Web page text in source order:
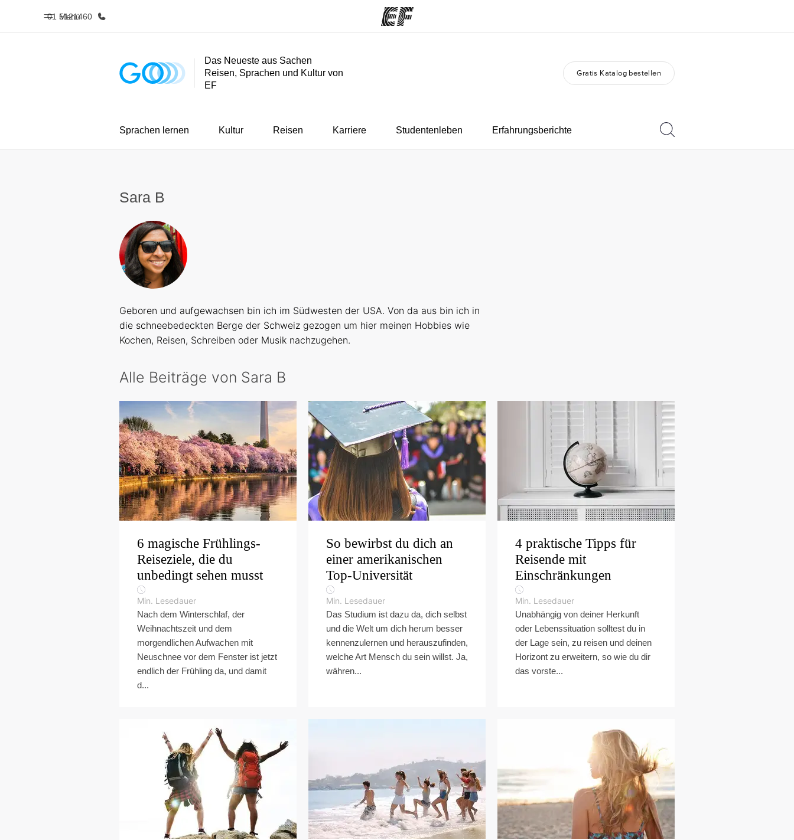
Menü
01 5121460
Home Programme
Alle Programme ansehen
Karriere
Das Neueste aus Sachen
Reisen, Sprachen und Kultur von
EF
Gratis Katalog bestellen
Sprachen lernen Kultur Reisen Karriere Studentenleben Erfahrungsberichte
Sara B
Geboren und aufgewachsen bin ich im Südwesten der USA. Von da aus bin ich in
die schneebedeckten Berge der Schweiz gezogen um hier meinen Hobbies wie
Kochen, Reisen, Schreiben oder Musik nachzugehen.
Alle Beiträge von Sara B
6 magische Frühlings-
Reiseziele, die du
unbedingt sehen musst
Min. Lesedauer
Nach dem Winterschlaf, der
Weihnachtszeit und dem
morgendlichen Aufwachen mit
Neuschnee vor dem Fenster ist jetzt
endlich der Frühling da, und damit
d...
So bewirbst du dich an
einer amerikanischen
Top-Universität
Min. Lesedauer
Das Studium ist dazu da, dich selbst
und die Welt um dich herum besser
kennenzulernen und herauszufinden,
welche Art Mensch du sein willst. Ja,
währen...
4 praktische Tipps für
Reisende mit
Einschränkungen
Min. Lesedauer
Unabhängig von deiner Herkunft
oder Lebenssituation solltest du in
der Lage sein, zu reisen und deinen
Horizont zu erweitern, so wie du dir
das vorste...